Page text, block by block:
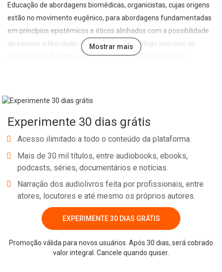
Educação de abordagens biomédicas, organicistas, cujas origens
estão no movimento eugênico, para abordagens fundamentadas
em princípios epistêmicos e éticos alinhados com a possibilidade
de exercer a liberdade, a imaginação e o diálogo vivo com as
experiências. Pondera sobre as ações práticas da Terapia
como finalidade a escola para todos e suas interconexões com o
de experiências, instigar o leitor a dialogar com temas atuais
como os preconceitos, estigmas, medos, intolerâncias presentes
Mostrar mais
Experimente 30 dias grátis
Acesso ilimitado a todo o conteúdo da plataforma.
Mais de 30 mil títulos, entre audiobooks, ebooks,
podcasts, séries, documentários e notícias.
Narração dos audiolivros feita por profissionais, entre
atores, locutores e até mesmo os próprios autores.
EXPERIMENTE 30 DIAS GRÁTIS
Promoção válida para novos usuários. Após 30 dias, será cobrado
valor integral. Cancele quando quiser.
Whatsapp Facebook Twitter